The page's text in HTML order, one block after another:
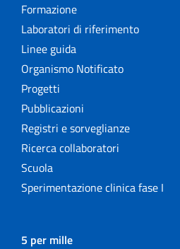
Formazione
Laboratori di riferimento
Linee guida
Organismo Notificato
Progetti
Pubblicazioni
Registri e sorveglianze
Ricerca collaboratori
Scuola
Sperimentazione clinica fase I
5 per mille